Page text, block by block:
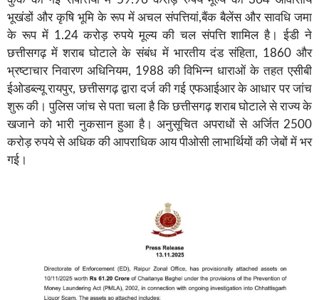
भूखंडों और कृषि भूमि के रूप में अचल संपत्तियां,बैंक बैलेंस और सावधि जमा
के रूप में 1.24 करोड़ रुपये मूल्य की चल संपत्ति शामिल है। ईडी ने
छत्तीसगढ़ में शराब घोटाले के संबंध में भारतीय दंड संहिता, 1860 और
भ्रष्टाचार निवारण अधिनियम, 1988 की विभिन्न धाराओं के तहत एसीबी
ईओडब्ल्यू रायपुर, छत्तीसगढ़ द्वारा दर्ज की गई एफआईआर के आधार पर जांच
शुरू की। पुलिस जांच से पता चला है कि छत्तीसगढ़ शराब घोटाले से राज्य के
खजाने को भारी नुकसान हुआ है। अनुसूचित अपराधों से अर्जित 2500
करोड़ रुपये से अधिक की आपराधिक आय पीओसी लाभार्थियों की जेबों में भर
गई।